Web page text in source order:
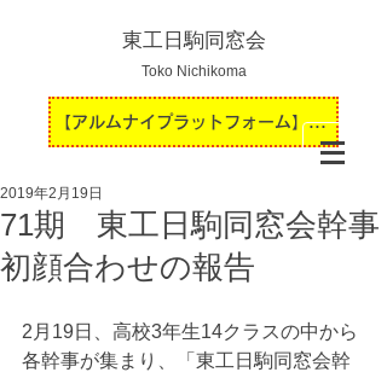
東工日駒同窓会
Toko Nichikoma
【アルムナイプラットフォーム】運用開始のお知らせ
71期 東工日駒同窓会幹事
初顔合わせの報告
2019年2月19日
2月19日、高校3年生14クラスの中から
各幹事が集まり、「東工日駒同窓会幹